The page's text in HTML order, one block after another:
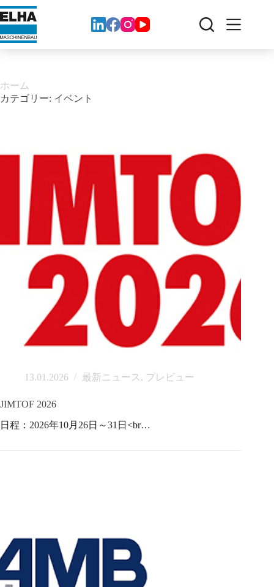
コ
ン
ン
ス
キ
ホーム
カテゴリー: イベント
13.01.2026 最新ニュース , プレビュー
JIMTOF 2026
日程：2026年10月26日～31日<br…